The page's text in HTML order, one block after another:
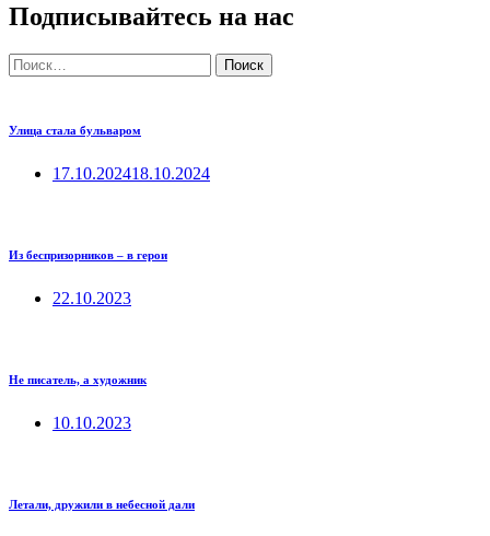
Подписывайтесь на нас
Найти:
Улица стала бульваром
17.10.202418.10.2024
Из беспризорников – в герои
22.10.2023
Не писатель, а художник
10.10.2023
Летали, дружили в небесной дали